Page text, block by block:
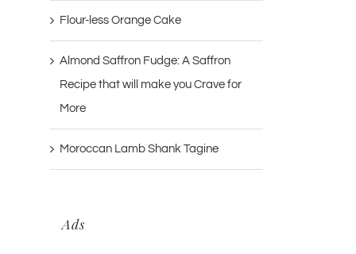
Flour-less Orange Cake
Almond Saffron Fudge: A Saffron
Recipe that will make you Crave for
More
Moroccan Lamb Shank Tagine
Ads